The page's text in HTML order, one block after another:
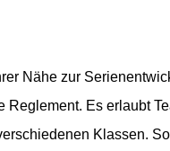
Nähe zur
Es erlaubt
Klassen.